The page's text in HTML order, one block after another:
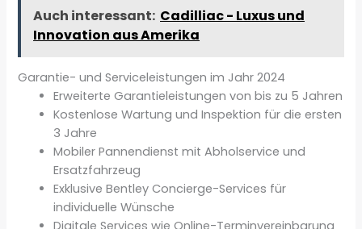
Auch interessant: Cadilliac - Luxus und
Innovation aus Amerika
Garantie- und Serviceleistungen im Jahr 2024
Erweiterte Garantieleistungen von bis zu 5 Jahren
Kostenlose Wartung und Inspektion für die ersten
3 Jahre
Mobiler Pannendienst mit Abholservice und
Ersatzfahrzeug
Exklusive Bentley Concierge-Services für
individuelle Wünsche